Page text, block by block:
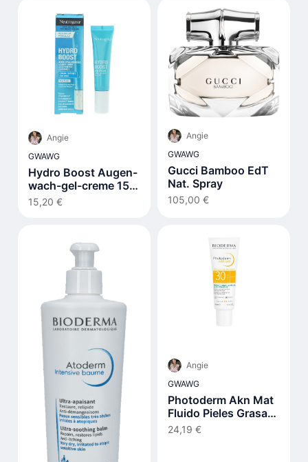
Angie
GWAWG
Hydro Boost Augen-
wach-gel-creme 15
ml
15,20 €
Angie
GWAWG
Gucci Bamboo EdT
Nat. Spray
105,00 €
Angie
GWAWG
Photoderm Akn Mat
Fluido Pieles Grasas
Y Acnéicas Spf30 40
24,19 €